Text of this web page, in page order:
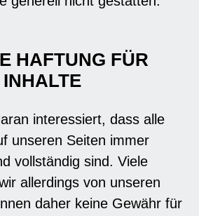
HAFTUNG FÜR
INHALTE
interessiert, dass alle
unseren Seiten immer
vollständig sind. Viele
allerdings von unseren
daher keine Gewähr für